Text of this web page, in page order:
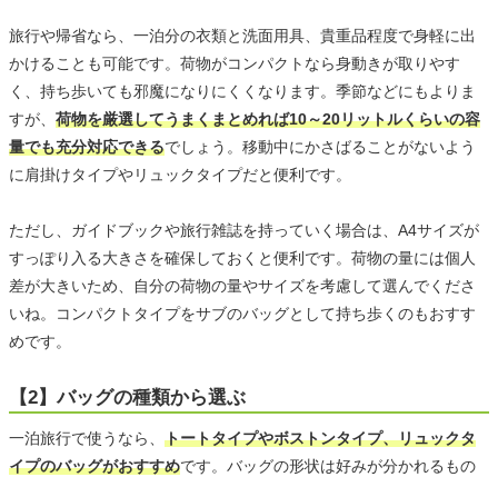
旅行や帰省なら、一泊分の衣類と洗面用具、貴重品程度で身軽に出
かけることも可能です。荷物がコンパクトなら身動きが取りやす
く、持ち歩いても邪魔になりにくくなります。季節などにもよりま
すが、 荷物を厳選してうまくまとめれば10～20リットルくらいの容
量でも充分対応できるでしょう。移動中にかさばることがないよう
に肩掛けタイプやリュックタイプだと便利です。
ただし、ガイドブックや旅行雑誌を持っていく場合は、A4サイズが
すっぽり入る大きさを確保しておくと便利です。荷物の量には個人
差が大きいため、自分の荷物の量やサイズを考慮して選んでくださ
いね。コンパクトタイプをサブのバッグとして持ち歩くのもおすす
めです。
【2】バッグの種類から選ぶ
一泊旅行で使うなら、 トートタイプやボストンタイプ、リュックタ
イプのバッグがおすすめです。バッグの形状は好みが分かれるもの